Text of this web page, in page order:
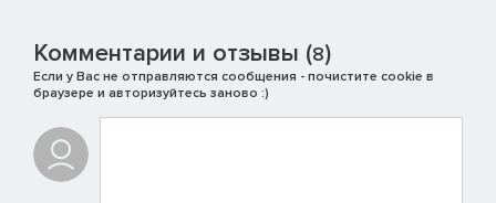
Комментарии и отзывы (8)
Если у Вас не отправляются сообщения - почистите cookie в
браузере и авторизуйтесь заново :)